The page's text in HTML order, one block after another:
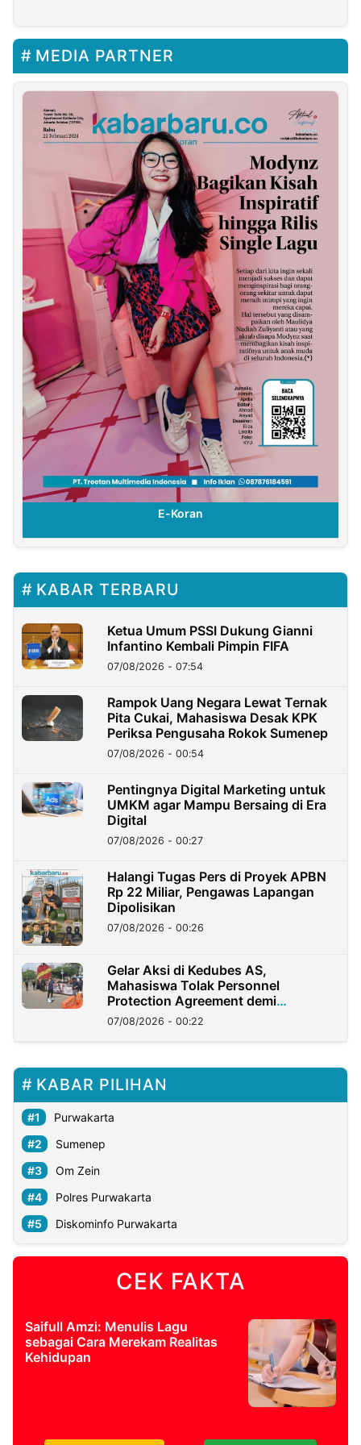
MEDIA PARTNER
E-Koran
KABAR TERBARU
Ketua Umum PSSI Dukung Gianni
Infantino Kembali Pimpin FIFA
07/08/2026 - 07:54
Rampok Uang Negara Lewat Ternak
Pita Cukai, Mahasiswa Desak KPK
Periksa Pengusaha Rokok Sumenep
07/08/2026 - 00:54
Pentingnya Digital Marketing untuk
UMKM agar Mampu Bersaing di Era
Digital
07/08/2026 - 00:27
Halangi Tugas Pers di Proyek APBN
Rp 22 Miliar, Pengawas Lapangan
Dipolisikan
07/08/2026 - 00:26
Gelar Aksi di Kedubes AS,
Mahasiswa Tolak Personnel
Protection Agreement demi
Kedaulatan Negara
07/08/2026 - 00:22
KABAR PILIHAN
Purwakarta
Sumenep
Om Zein
Polres Purwakarta
Diskominfo Purwakarta
CEK FAKTA
Saifull Amzi: Menulis Lagu
sebagai Cara Merekam Realitas
Kehidupan